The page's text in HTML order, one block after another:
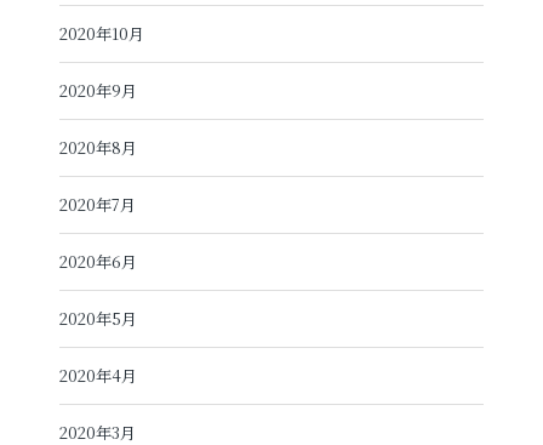
2020年10月
2020年9月
2020年8月
2020年7月
2020年6月
2020年5月
2020年4月
2020年3月